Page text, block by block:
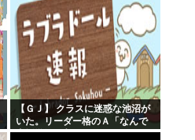
【ＧＪ】 クラスに迷惑な池沼が
いた。リーダー格のＡ「なんで
支援学級に入れないんです